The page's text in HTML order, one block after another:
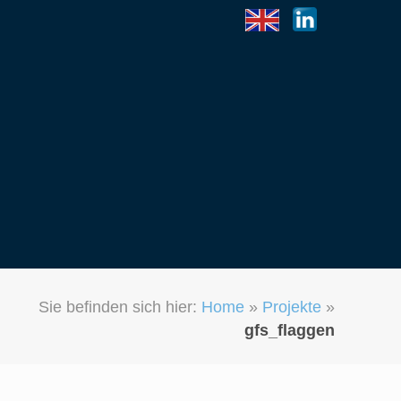
Sie befinden sich hier: Home» Projekte»
gfs_flaggen